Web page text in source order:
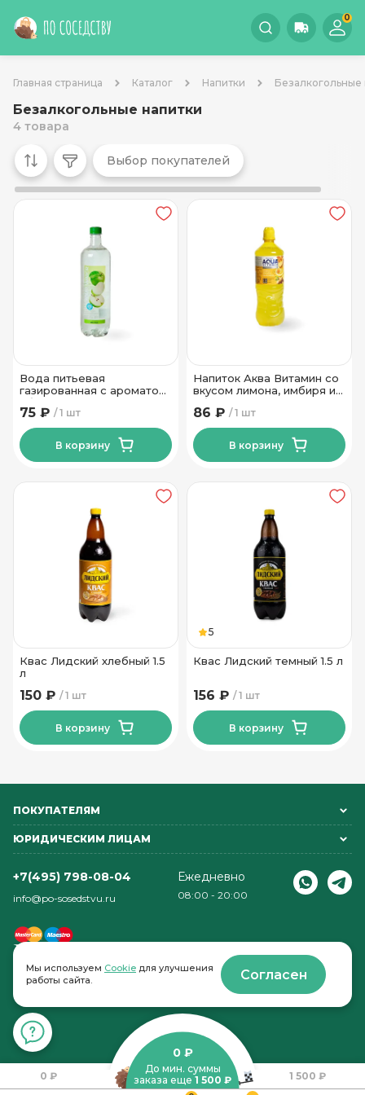
0
Главная страница Каталог Напитки Безалкогольные
Безалкогольные напитки
4 товара
Выбор покупателей
Вода питьевая
газированная с ароматом
яблока Ю Ватер 1 л
1 шт
75 ₽
В корзину
Напиток Аква Витамин со
вкусом лимона, имбиря и
облепихи ТМ Дарида 0,75
л
1 шт
86 ₽
В корзину
Квас Лидский хлебный 1.5
л
1 шт
150 ₽
В корзину
5
Квас Лидский темный 1.5 л
1 шт
156 ₽
В корзину
ПОКУПАТЕЛЯМ
ЮРИДИЧЕСКИМ ЛИЦАМ
+7(495) 798-08-04
info@po-sosedstvu.ru
Ежедневно
08:00 - 20:00
© 2022-2026 . По соседству
0 ₽
0 ₽
До мин. суммы
заказа еще 1 500 ₽ 1 500 ₽
Мы используем Cookie для улучшения
работы сайта.
Согласен